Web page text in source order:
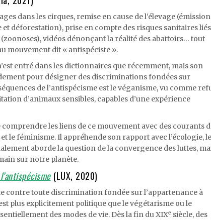
dans les cirques, remise en cause de l’élevage
et déforestation), prise en compte des risques sanitaires
vidéos dénonçant la réalité des abattoirs… tout
mouvement dit « antispéciste ».
entré dans les dictionnaires que récemment, mais son
pour désigner des discriminations fondées sur
de l’antispécisme est le véganisme, vu comme
d’animaux sensibles, capables d’une expérience
les liens de ce mouvement avec des courants
le féminisme. Il appréhende son rapport avec l’écologie,
aborde la question de la convergence des luttes,
sur notre planète.
(LUX, 2020)
contre toute discrimination fondée sur l’appartenance à
plus explicitement politique que le végétarisme ou le
des modes de vie. Dès la fin du XIXe siècle, des